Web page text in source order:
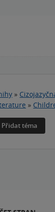
»
»
Přidat téma